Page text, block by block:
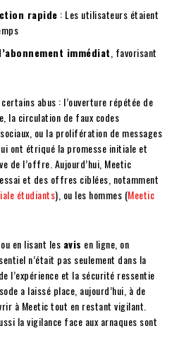
rapide : Les utilisateurs étaient
immédiat , favorisant
abus : l’ouverture répétée de
la circulation de faux codes
ou la prolifération de messages
ont étriqué la promesse initiale et
de l’offre. Aujourd’hui, Meetic
et des offres ciblées, notamment
étudiants), ou les hommes (Meetic
en lisant les avis en ligne, on
n’était pas seulement dans la
l’expérience et la sécurité ressentie
a laissé place, aujourd’hui, à de
à Meetic tout en restant vigilant.
la vigilance face aux arnaques sont